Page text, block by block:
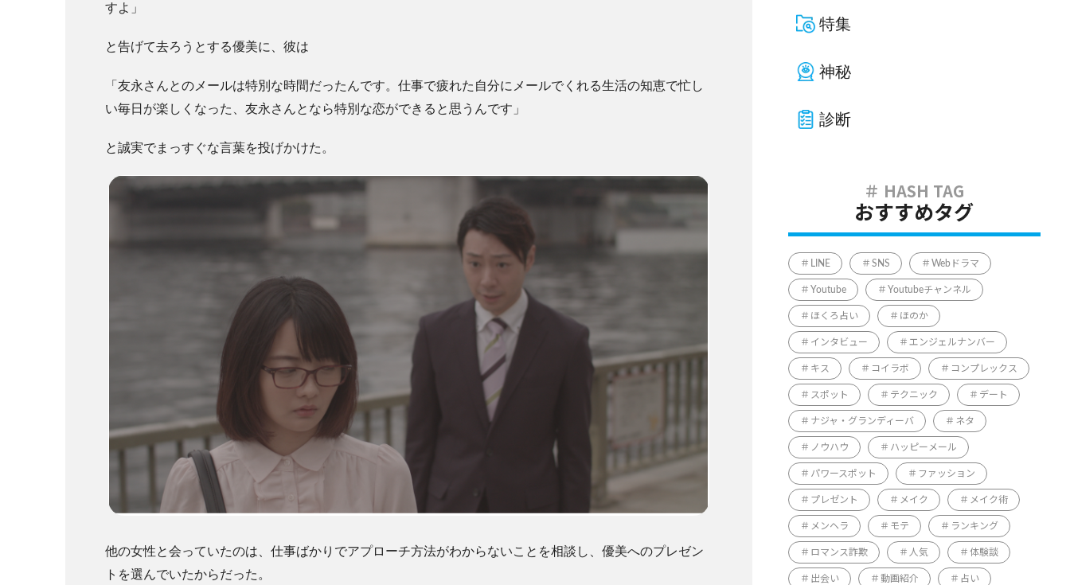
すよ」
と告げて去ろうとする優美に、彼は
「友永さんとのメールは特別な時間だったんです。 仕事で疲れた自分にメールでくれる生活の知恵で忙し
い毎日が楽しくなった、友永さんとなら特別な恋ができると思うんです」
と誠実でまっすぐな言葉を投げかけた。
他の女性と会っていたのは、仕事ばかりでアプローチ方法がわからないことを相談し、優美へのプレゼン
トを選んでいたからだった。
特集
神秘
診断
おすすめタグ
LINE SNS Webドラマ
Youtube Youtubeチャンネル
ほくろ占い ほのか
インタビュー エンジェルナンバー
キス コイラボ コンプレックス
スポット テクニック デート
ナジャ・グランディーバ ネタ
ノウハウ ハッピーメール
パワースポット ファッション
プレゼント メイク メイク術
メンヘラ モテ ランキング
ロマンス詐欺 人気 体験談
出会い 動画紹介 占い